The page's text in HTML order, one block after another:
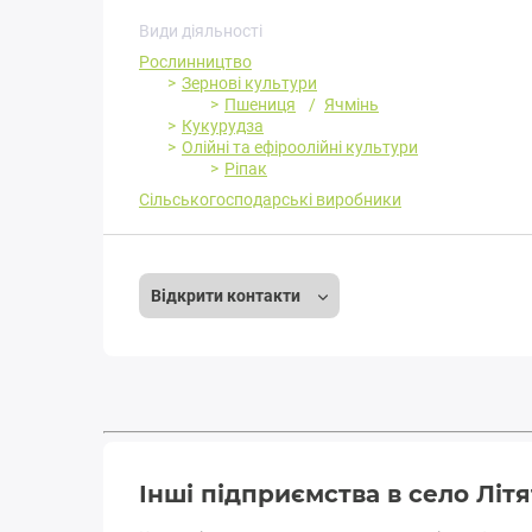
Види діяльності
Рослинництво
Зернові культури
Пшениця
Ячмінь
Кукурудза
Олійні та ефіроолійні культури
Ріпак
Сільськогосподарські виробники
Відкрити контакти
Інші підприємства в село